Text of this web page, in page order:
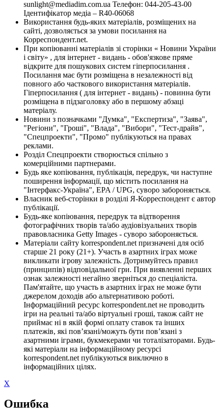
sunlight@mediadim.com.ua Телефон: 044-205-43-00
Ідентифікатор медіа – R40-06068
Використання будь-яких матеріалів, розміщених на
сайті, дозволяється за умови посилання на
Корреспондент.net.
При копіюванні матеріалів зі сторінки « Новини України
і світу» , для інтернет - видань - обов'язкове пряме
відкрите для пошукових систем гіперпосилання .
Посилання має бути розміщена в незалежності від
повного або часткового використання матеріалів.
Гіперпосилання ( для інтернет - видань) - повинна бути
розміщена в підзаголовку або в першому абзаці
матеріалу.
Новини з позначками "Думка", "Експертиза", "Заява",
"Регіони", "Гроші", "Влада", "Вибори", "Тест-драйв",
"Спецпроекти", "Промо" публікуються на правах
реклами.
Розділ Спецпроекти створюється спільно з
комерційними партнерами.
Будь яке копіювання, публікація, передрук, чи наступне
поширення інформації, що містить посилання на
"Інтерфакс-Україна", EPA / UPG, суворо забороняється.
Власник веб-сторінки в розділі Я-Корреспондент є автор
публікації.
Будь-яке копіювання, передрук та відтворення
фотографічних творів та/або аудіовізуальних творів
правовласника Getty Images - суворо забороняється.
Матеріали сайту korrespondent.net призначені для осіб
старше 21 року (21+). Участь в азартних іграх може
викликати ігрову залежність. Дотримуйтесь правил
(принципів) відповідальної гри. При виявленні перших
ознак залежності негайно зверніться до спеціаліста.
Пам'ятайте, що участь в азартних іграх не може бути
джерелом доходів або альтернативою роботі.
Інформаційний ресурс korrespondent.net не проводить
ігри на реальні та/або віртуальні гроші, також сайт не
приймає ні в якій формі оплату ставок та інших
платежів, які пов’язані/можуть бути пов’язані з
азартними іграми, букмекерами чи тоталізаторами. Будь-
які матеріали на інформаційному ресурсі
korrespondent.net публікуються виключно в
інформаційних цілях.
X
Ошибка